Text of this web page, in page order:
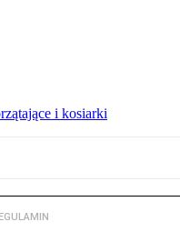
i kosiarki